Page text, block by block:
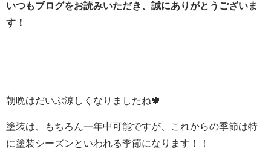
いつもブログをお読みいただき、誠にありがとうございま
す！
朝晩はだいぶ涼しくなりましたね🍁
塗装は、もちろん一年中可能ですが、これからの季節は特
に塗装シーズンといわれる季節になります！！